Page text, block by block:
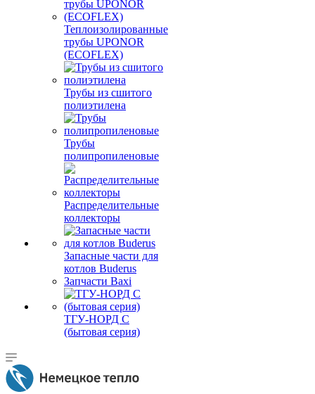
Теплоизолированные
трубы UPONOR
(ECOFLEX)
Трубы из сшитого
полиэтилена
Трубы
полипропиленовые
Распределительные
коллекторы
Запасные части для
котлов Buderus
Запчасти Baxi
ТГУ-НОРД С
(бытовая серия)